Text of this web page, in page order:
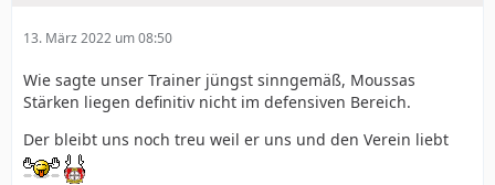
13. März 2022 um 08:50
Wie sagte unser Trainer jüngst sinngemäß, Moussas
Stärken liegen definitiv nicht im defensiven Bereich.
Der bleibt uns noch treu weil er uns und den Verein liebt